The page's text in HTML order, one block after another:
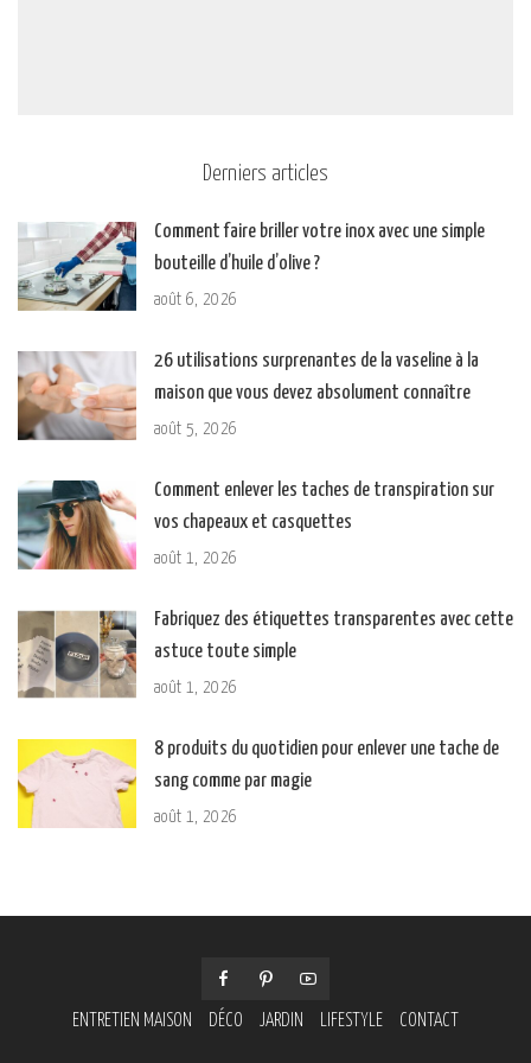
Derniers articles
Comment faire briller votre inox avec une simple
bouteille d’huile d’olive ?
août 6, 2026
26 utilisations surprenantes de la vaseline à la
maison que vous devez absolument connaître
août 5, 2026
Comment enlever les taches de transpiration sur
vos chapeaux et casquettes
août 1, 2026
Fabriquez des étiquettes transparentes avec cette
astuce toute simple
août 1, 2026
8 produits du quotidien pour enlever une tache de
sang comme par magie
août 1, 2026
ENTRETIEN MAISON DÉCO JARDIN LIFESTYLE CONTACT